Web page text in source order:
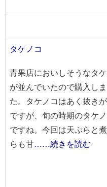
タケノコ
青果店においしそうなタ
が並んでいたので購入し
た。タケノコはあく抜き
ですが、旬の時期のタケ
ですね。今回は天ぷらと
らも甘……続きを読む